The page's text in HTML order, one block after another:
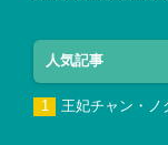
人気記事
王妃チャン・ノ